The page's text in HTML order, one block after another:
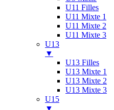
U11 Filles
U11 Mixte 1
U11 Mixte 2
U11 Mixte 3
U13
▼
U13 Filles
U13 Mixte 1
U13 Mixte 2
U13 Mixte 3
U15
▼